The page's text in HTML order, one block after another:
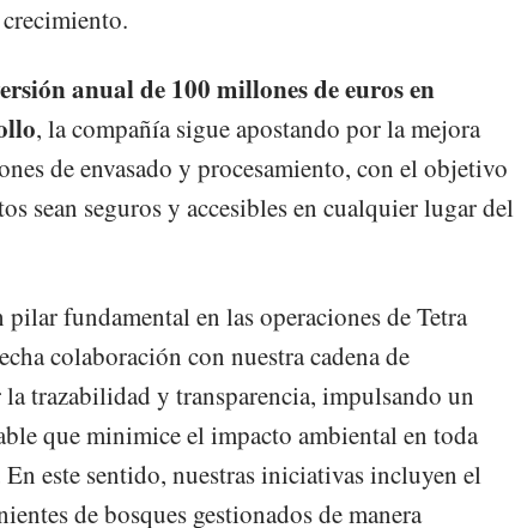
anual de 100 millones de euros en
, la compañía sigue apostando por la mejora
de envasado y procesamiento, con el objetivo
sean seguros y accesibles en cualquier lugar del
fundamental en las operaciones de Tetra
colaboración con nuestra cadena de
trazabilidad y transparencia, impulsando un
que minimice el impacto ambiental en toda
En este sentido, nuestras iniciativas incluyen el
de bosques gestionados de manera